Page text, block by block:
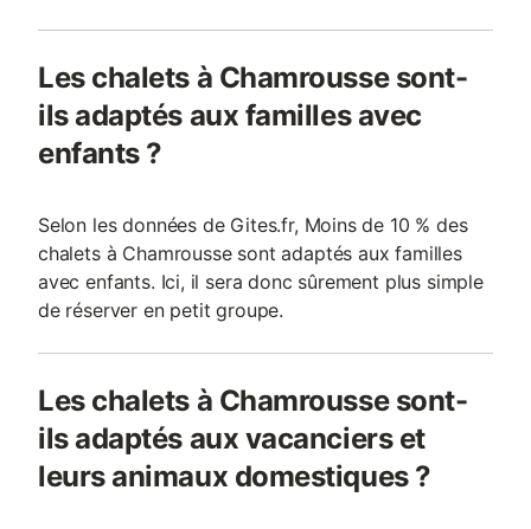
Les chalets à Chamrousse sont-
ils adaptés aux familles avec
enfants ?
Selon les données de Gites.fr, Moins de 10 % des
chalets à Chamrousse sont adaptés aux familles
avec enfants. Ici, il sera donc sûrement plus simple
de réserver en petit groupe.
Les chalets à Chamrousse sont-
ils adaptés aux vacanciers et
leurs animaux domestiques ?